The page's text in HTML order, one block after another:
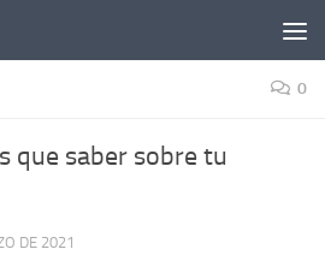
0
que saber sobre tu
DE 2021